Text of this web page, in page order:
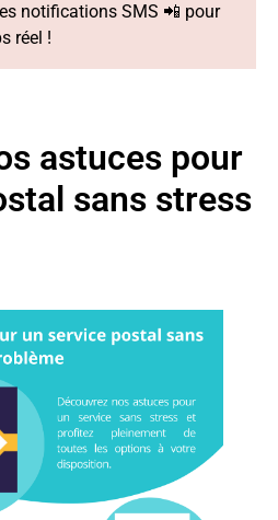
notifications SMS 📲 pour
réel !
astuces pour
sans stress